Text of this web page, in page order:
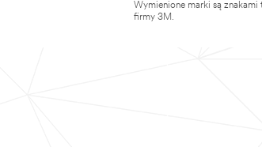
Wymienione marki są
firmy 3M.